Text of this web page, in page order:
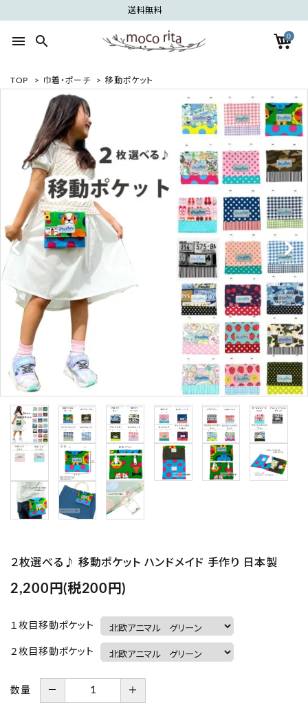
送料無料
menu search 0
search
ACCOUNT MENU
ようこそ ゲスト 様
meeting_room ログイン person 新規会員登録
カテゴリーから探す
グループから探す
ご利用ガイド
プライバシーポリシー
特定商取引法について
お問い合わせ
Instagram
TOP > 巾着・ポーチ > 移動ポケット
２枚選べる♪ 移動ポケット ハンドメイド 手作り 日本製
2,200円(税200円)
１枚目移動ポケット
２枚目移動ポケット
数量 － ＋